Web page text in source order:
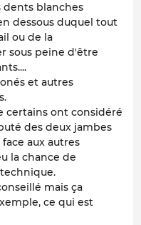
blanches
dessous duquel tout
ou de la
sous peine d'être
et autres
certains ont considéré
des deux jambes
aux autres
la chance de
mais ça
ce qui est